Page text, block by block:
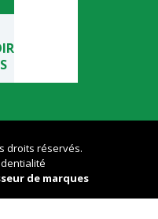
droits réservés.
de marques